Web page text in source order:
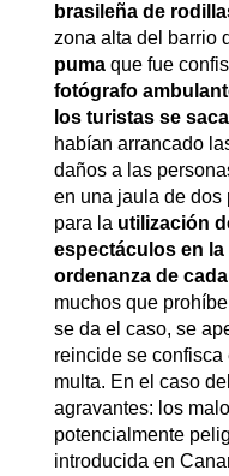
brasileña de
zona alta del barrio
pumaque fue
fotógrafo
los turistas se
habían arrancado
daños a las
en una jaula de dos
para la utilización
espectáculos en la
ordenanza de
muchos que
se da el caso, se
reincide se
multa. En el caso
agravantes: los
potencialmente
introducida en